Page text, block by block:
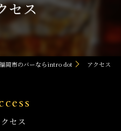
セス
岡市のバーならintro dot アクセス
セス